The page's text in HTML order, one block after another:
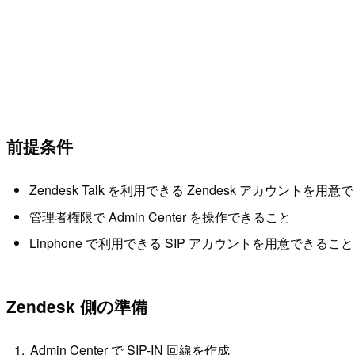
前提条件
Zendesk Talk を利用できる Zendesk アカウントを用意
管理者権限で Admin Center を操作できること
Linphone で利用できる SIP アカウントを用意できること
Zendesk 側の準備
Admin Center で SIP-IN 回線を作成